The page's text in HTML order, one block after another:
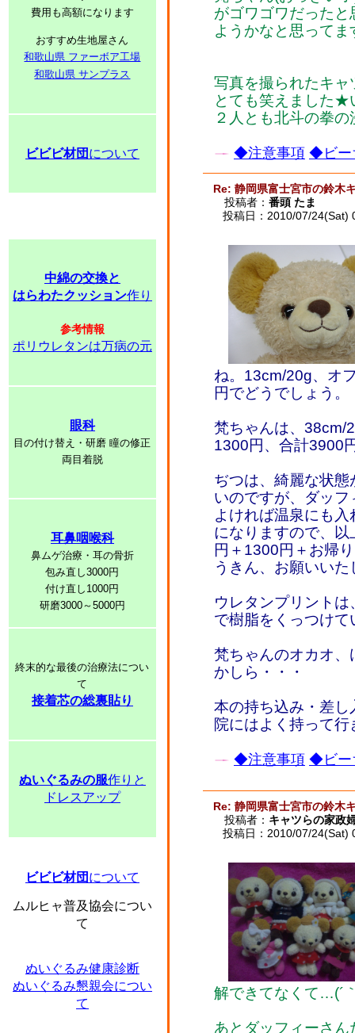
費用も高額になります
おすすめ生地屋さん
和歌山県 ファーボア工場
和歌山県 サンプラス
ビビビ材団 について
中綿の交換と
はらわたクッション作り
参考情報
ポリウレタンは万病の元
眼科
目の付け替え・研磨 瞳の修正
両目着脱
耳鼻咽喉科
鼻ムゲ治療・耳の骨折
包み直し3000円
付け直し1000円
研磨3000～5000円
終末的な最後の治療法につい
て
接着芯の総裏貼り
ぬいぐるみの服作りと
ドレスアップ
ビビビ材団 について
ムルヒャ普及協会につい
て
ぬいぐるみ健康診断
ぬいぐるみ懇親会につい
て
がゴワゴワだった
ようかなと思ってま
写真を撮られたキ
とても笑えました★
２人とも北斗の拳
◆注意事項 ◆ビー
Re: 静岡県富士宮市の鈴木
投稿者： 番頭 たま
投稿日：2010/07/24(Sat)
ね。13cm/20g、オ
円でどうでしょう。
梵ちゃんは、38cm/
1300円、合計3900
ぢつは、綺麗な状
いのですが、ダッ
よければ温泉にも
になりますので、
円＋1300円＋お帰
うきん、お願いいた
ウレタンプリント
で樹脂をくっつけ
梵ちゃんのオカオ
かしら・・・
本の持ち込み・差
院にはよく持って行
◆注意事項 ◆ビー
Re: 静岡県富士宮市の鈴木
投稿者： キャツらの家政
投稿日：2010/07/24(Sat)
解できてなくて…(´
あとダッフィーさ